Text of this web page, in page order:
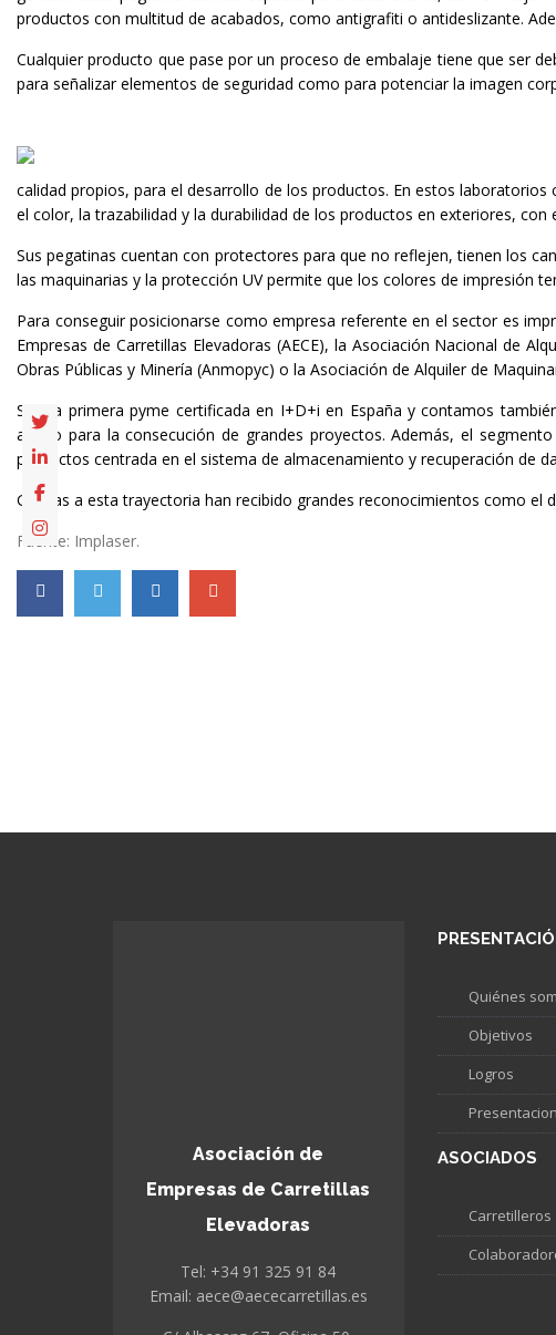
productos con multitud de acabados, como antigrafiti o antideslizante.
Cualquier producto que pase por un proceso de embalaje tiene que ser
para señalizar elementos de seguridad como para potenciar la imagen
calidad propios, para el desarrollo de los productos. En estos
el color, la trazabilidad y la durabilidad de los productos en exteriores,
Sus pegatinas cuentan con protectores para que no reflejen, tienen los
las maquinarias y la protección UV permite que los colores de impresión
Para conseguir posicionarse como empresa referente en el sector es
Empresas de Carretillas Elevadoras (AECE), la Asociación Nacional de
Obras Públicas y Minería (Anmopyc) o la Asociación de Alquiler de
Son la primera pyme certificada en I+D+i en España y contamos
apoyo para la consecución de grandes proyectos. Además, el
productos centrada en el sistema de almacenamiento y recuperación de
Gracias a esta trayectoria han recibido grandes reconocimientos como
Fuente: Implaser.
Asociación de
Empresas de Carretillas
Elevadoras
Tel: +34 91 325 91 84
Email: aece@aececarretillas.es
Quiénes
Objetivos
Logros
Presentacion
ASOCIADOS
Carretilleros